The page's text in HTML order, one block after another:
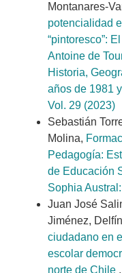
Montanares-
potencialidad
“pintoresco”:
Antoine de
Historia,
años de 1981
Vol. 29 (2023)
Sebastián
Molina,
Pedagogía:
de Educación
Sophia
Juan José
Jiménez,
ciudadano en
escolar
norte de Chile ,